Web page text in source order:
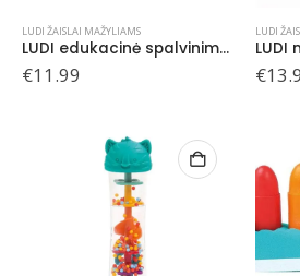
LUDI ŽAISLAI MAŽYLIAMS
LUDI edukacinė spalvinimo knygelė
€11.99
LUDI
€